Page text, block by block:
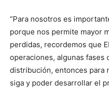
“Para nosotros es
porque nos permite mayor
perdidas, recordemos que
operaciones, algunas fases
distribución, entonces para
siga y poder desarrollar el